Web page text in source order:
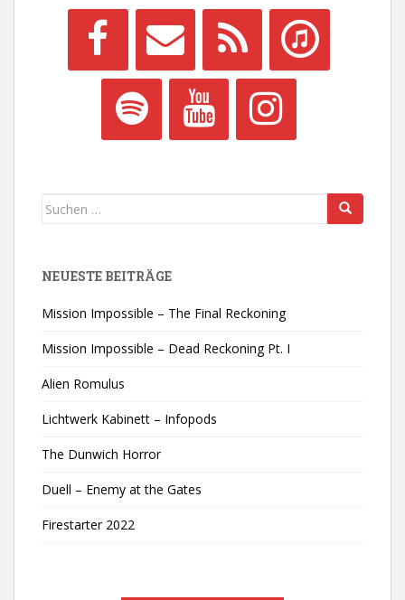
Suchen
NEUESTE BEITRÄGE
Mission Impossible – The Final Reckoning
Mission Impossible – Dead Reckoning Pt. I
Alien Romulus
Lichtwerk Kabinett – Infopods
The Dunwich Horror
Duell – Enemy at the Gates
Firestarter 2022